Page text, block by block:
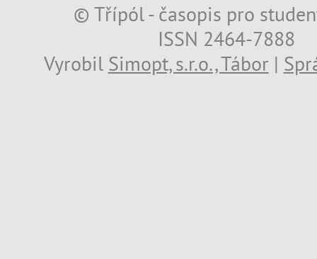
© Třípól - časopis pro
ISSN 2464-7888
Vyrobil Simopt, s.r.o., Tábor |